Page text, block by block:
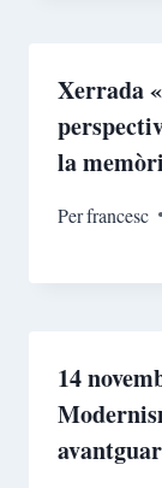
Xerrada
la
Perfrancesc
14